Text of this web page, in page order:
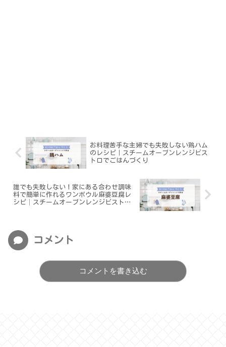
お料理苦手な主婦でも失敗しない鶏ハム
のレシピ｜スチームオーブンレンジビス
トロでごはんづくり
誰でも失敗しない！家にある合わせ調味
料で簡単に作れるワンボウル麻婆豆腐レ
シピ│スチームオーブンレンジビストロ
コメント
コメントを書き込む